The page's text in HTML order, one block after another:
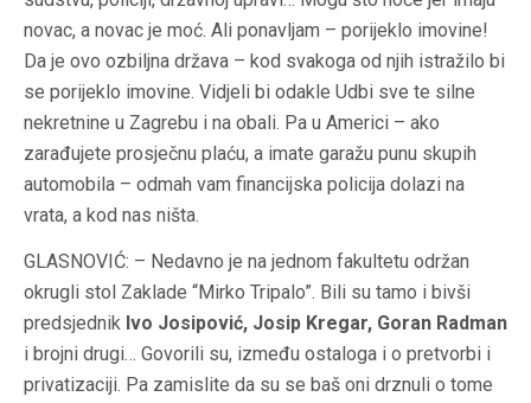
novac, a novac je moć. Ali ponavljam – porijeklo imovine!
Da je ovo ozbiljna država – kod svakoga od njih istražilo bi
se porijeklo imovine. Vidjeli bi odakle Udbi sve te silne
nekretnine u Zagrebu i na obali. Pa u Americi – ako
zarađujete prosječnu plaću, a imate garažu punu skupih
automobila – odmah vam financijska policija dolazi na
vrata, a kod nas ništa.
GLASNOVIĆ: – Nedavno je na jednom fakultetu održan
okrugli stol Zaklade “Mirko Tripalo”. Bili su tamo i bivši
predsjednik Ivo Josipović, Josip Kregar, Goran Radman
i brojni drugi… Govorili su, između ostaloga i o pretvorbi i
privatizaciji. Pa zamislite da su se baš oni drznuli o tome